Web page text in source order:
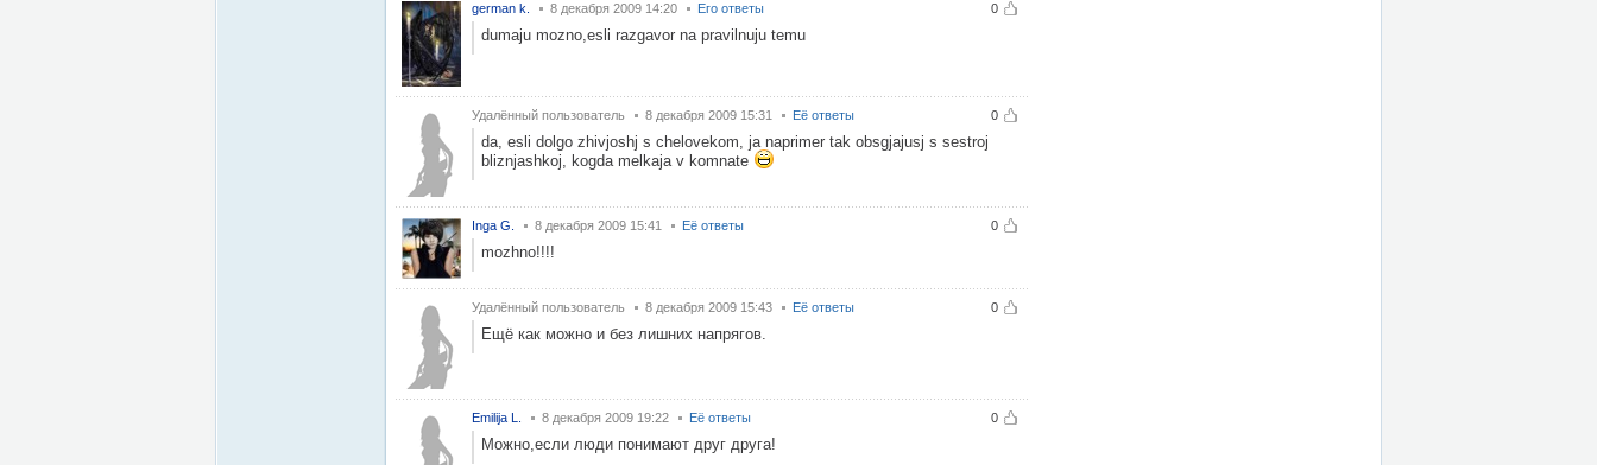
0
german k. 8 декабря 2009 14:20 Его ответы
dumaju mozno,esli razgavor na pravilnuju temu
0
Удалённый пользователь 8 декабря 2009 15:31 Её ответы
da, esli dolgo zhivjoshj s chelovekom, ja naprimer tak obsgjajusj s sestroj
bliznjashkoj, kogda melkaja v komnate
0
Inga G. 8 декабря 2009 15:41 Её ответы
mozhno!!!!
0
Удалённый пользователь 8 декабря 2009 15:43 Её ответы
Ещё как можно и без лишних напрягов.
0
Emilija L. 8 декабря 2009 19:22 Её ответы
Можно,если люди понимают друг друга!